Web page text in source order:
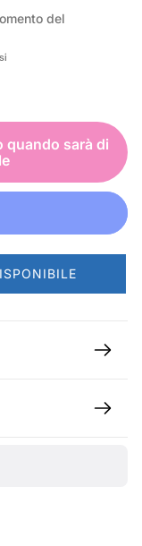
del
quando sarà di